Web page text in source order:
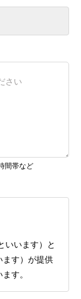
間帯など
いいます）と
ます）が提供
す。